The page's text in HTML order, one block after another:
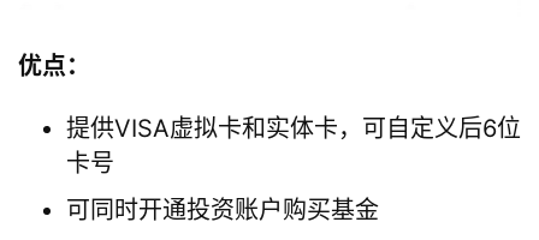
优点：
提供VISA虚拟卡和实体卡，可自定义后6位
卡号
可同时开通投资账户购买基金